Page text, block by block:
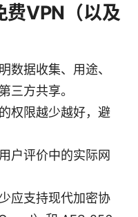
费VPN（以及
数据收集、用途、
三方共享。
权限越少越好，避
户评价中的实际网
应支持现代加密协